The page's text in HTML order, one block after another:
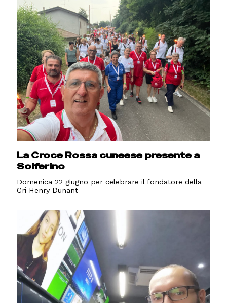
La Croce Rossa cuneese presente a
Solferino
Domenica 22 giugno per celebrare il fondatore della
Cri Henry Dunant